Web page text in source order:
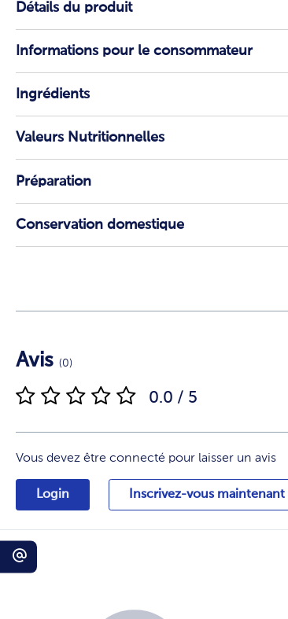
Détails du produit
Informations pour le consommateur
Ingrédients
Valeurs Nutritionnelles
Préparation
Conservation domestique
Avis (0)
0.0 / 5
Vous devez être connecté pour laisser un avis
Login Inscrivez-vous maintenant